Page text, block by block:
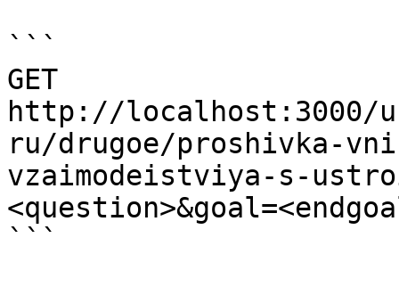
```
GET
http://localhost:3000/
ru/drugoe/proshivka-
vzaimodeistviya-s-
```